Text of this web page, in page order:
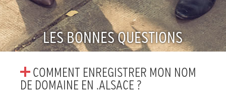
LES BONNES QUESTIONS
COMMENT ENREGISTRER MON NOM
DE DOMAINE EN .ALSACE ?